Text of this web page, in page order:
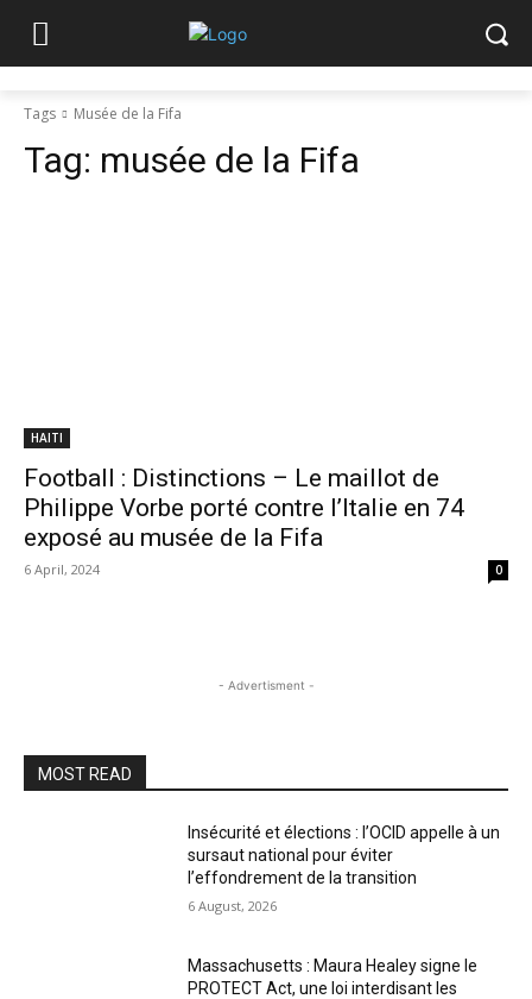
Tags Musée de la Fifa
Tag: musée de la Fifa
HAITI
Football : Distinctions – Le maillot de
Philippe Vorbe porté contre l’Italie en 74
exposé au musée de la Fifa
6 April, 2024 0
- Advertisment -
MOST READ
Insécurité et élections : l’OCID appelle à un
sursaut national pour éviter
l’effondrement de la transition
6 August, 2026
Massachusetts : Maura Healey signe le
PROTECT Act, une loi interdisant les